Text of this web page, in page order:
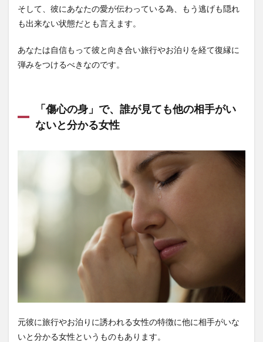
そして、彼にあなたの愛が伝わっている為、もう逃げも隠れ
も出来ない状態だとも言えます。
あなたは自信もって彼と向き合い旅行やお泊りを経て復縁に
弾みをつけるべきなのです。
「傷心の身」で、誰が見ても他の相手がい
ないと分かる女性
元彼に旅行やお泊りに誘われる女性の特徴に他に相手がいな
いと分かる女性というものもあります。